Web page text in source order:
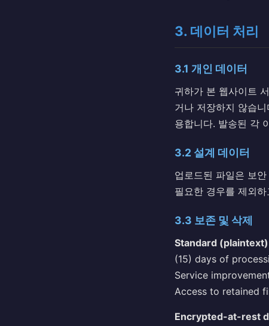
3. 데이터 처리
3.1 개인 데이터
귀하가 본 웹사이트
거나 저장하지 않습
용합니다. 발송된 각
3.2 설계 데이터
업로드된 파일은 보
필요한 경우를 제외
3.3 보존 및 삭제
Standard
(15) days of
Service
Access to retained
Encrypted-at-rest